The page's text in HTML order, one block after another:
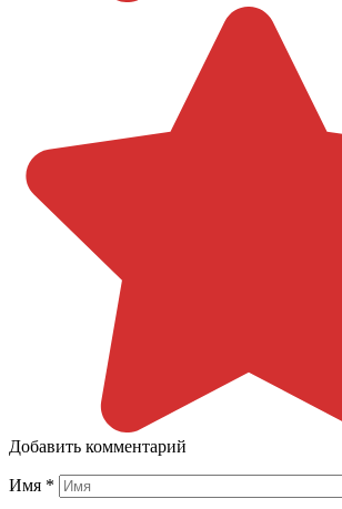
Добавить комментарий
Имя *